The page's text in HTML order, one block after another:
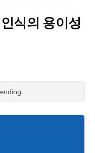
식의 용이성